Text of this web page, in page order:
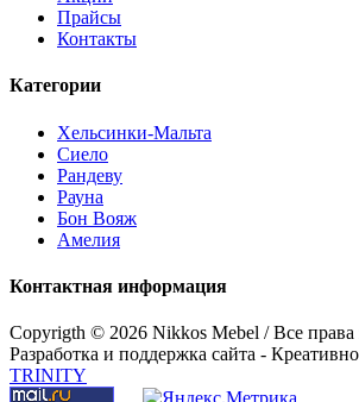
Стол "Хельсинки 03"
Прайсы
Контакты
Категории
Хельсинки-Мальта
Сиело
Рандеву
Рауна
Бон Вояж
Амелия
Контактная информация
Copyrigth © 2026 Nikkos Mebel / Все
Разработка и поддержка сайта -
TRINITY